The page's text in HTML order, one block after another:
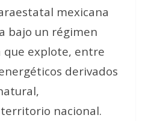
mexicana
bajo un régimen
explote, entre
derivados
nacional.